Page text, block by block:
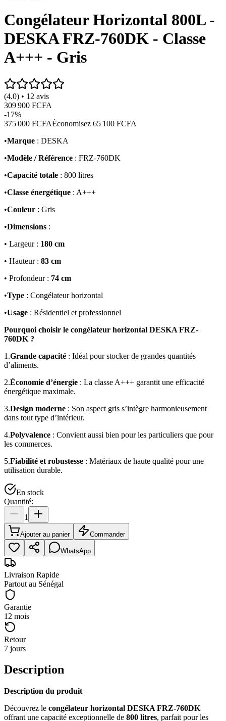
Congélateur Horizontal 800L -
DESKA FRZ-760DK - Classe
A+++ - Gris
(4.0) • 12 avis
309 900 FCFA
-17%
375 000 FCFAÉconomisez 65 100 FCFA
•Marque : DESKA
•Modèle / Référence : FRZ-760DK
•Capacité totale : 800 litres
•Classe énergétique : A+++
•Couleur : Gris
•Dimensions :
• Largeur : 180 cm
• Hauteur : 83 cm
• Profondeur : 74 cm
•Type : Congélateur horizontal
•Usage : Résidentiel et professionnel
Pourquoi choisir le congélateur horizontal DESKA FRZ-
760DK ?
1.Grande capacité : Idéal pour stocker de grandes quantités
d’aliments.
2.Économie d’énergie : La classe A+++ garantit une efficacité
énergétique maximale.
3.Design moderne : Son aspect gris s’intègre harmonieusement
dans tout type d’intérieur.
4.Polyvalence : Convient aussi bien pour les particuliers que pour
les commerces.
5.Fiabilité et robustesse : Matériaux de haute qualité pour une
utilisation durable.
En stock
Quantité:
1
Ajouter au panier Commander
WhatsApp
Livraison Rapide
Partout au Sénégal
Garantie
12 mois
Retour
7 jours
Description
Description du produit
Découvrez le congélateur horizontal DESKA FRZ-760DK
offrant une capacité exceptionnelle de 800 litres, parfait pour les